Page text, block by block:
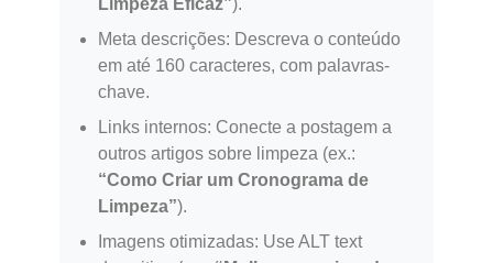
Limpeza Eficaz”).
Meta descrições: Descreva o conteúdo
em até 160 caracteres, com palavras-
chave.
Links internos: Conecte a postagem a
outros artigos sobre limpeza (ex.:
“Como Criar um Cronograma de
Limpeza”).
Imagens otimizadas: Use ALT text